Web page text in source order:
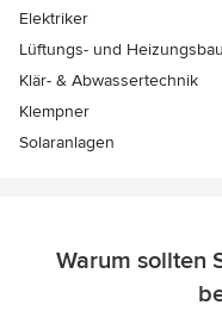
Elektriker
Lüftungs- und
Klär- & Abwassertechnik
Klempner
Solaranlagen
Warum sollten